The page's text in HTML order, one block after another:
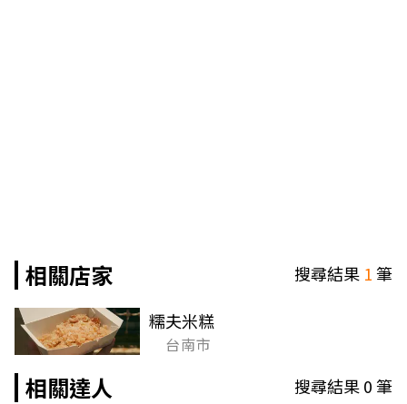
相關店家 搜尋結果 1筆
糯夫米糕
台南市
相關達人 搜尋結果0筆